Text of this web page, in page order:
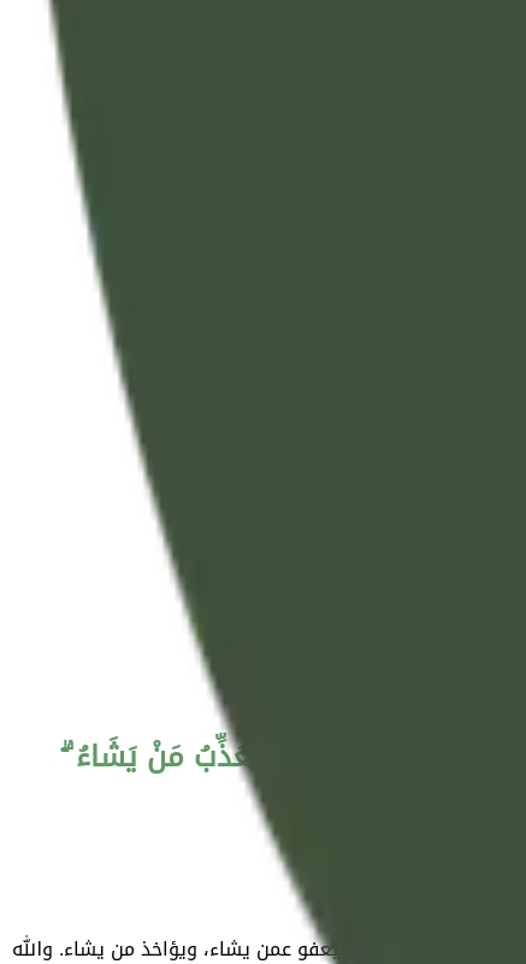
فَيَغْفِرُ لِمَنْ يَشَاءُ وَيُعَذِّبُ مَنْ يَشَاءُ
وسيحاسبكم به، فيعفو عمن يشاء، ويؤاخذ من يشاء. والله